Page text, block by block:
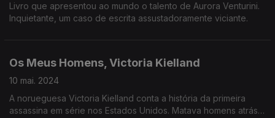
Livro que apresentou ao mundo o talento de Aurora Venturini.
Inquietante, um caso de escrita assustadoramente viciante.
Os Meus Homens, Victoria Kielland
10 mai. 2024
A norueguesa Victoria Kielland conta a história da primeira
assassina em série nos Estados Unidos. Matava homens atrás